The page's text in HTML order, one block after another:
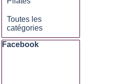
Toutes les
catégories
Sauter le bloc Facebook
Facebook